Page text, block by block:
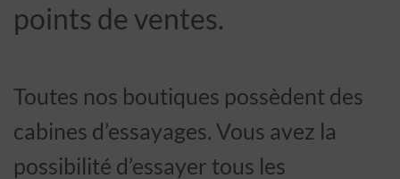
points de ventes.
Toutes nos boutiques possèdent des
cabines d’essayages. Vous avez la
possibilité d’essayer tous les